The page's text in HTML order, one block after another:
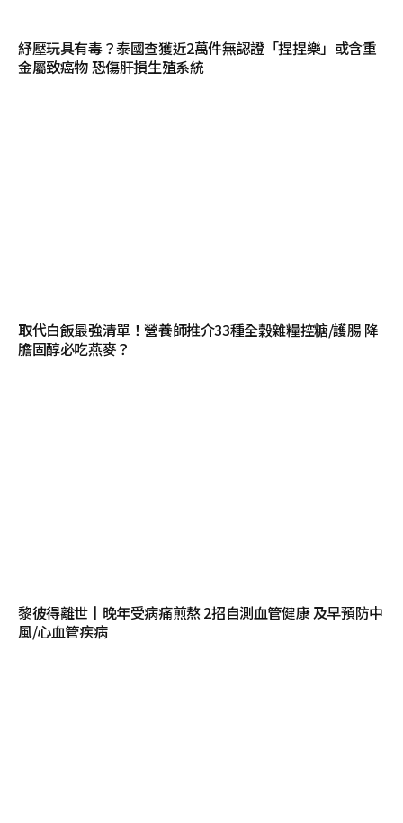
紓壓玩具有毒？泰國查獲近2萬件無認證「捏捏樂」或含重
金屬致癌物 恐傷肝損生殖系統
取代白飯最強清單！營養師推介33種全穀雜糧控糖/護腸 降
膽固醇必吃燕麥？
黎彼得離世丨晚年受病痛煎熬 2招自測血管健康 及早預防中
風/心血管疾病